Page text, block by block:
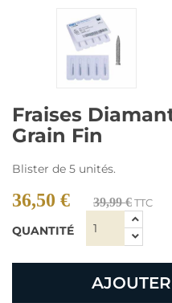
Fraises
Grain Fin
Blister de 5 unités.
36,50 € 39,99 €TTC
QUANTITÉ